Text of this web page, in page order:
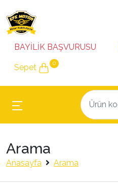
BAYİLİK BAŞVURUSU
Sepet 0
Arama
Anasayfa Arama